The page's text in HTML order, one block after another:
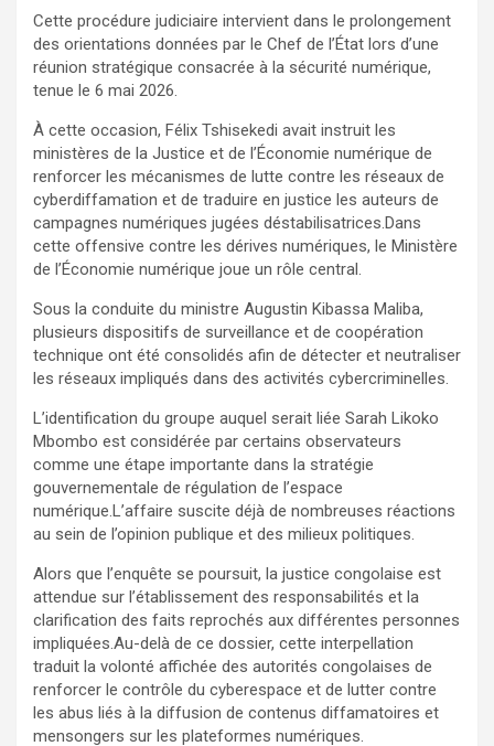
Cette procédure judiciaire intervient dans le prolongement
des orientations données par le Chef de l’État lors d’une
réunion stratégique consacrée à la sécurité numérique,
tenue le 6 mai 2026.
À cette occasion, Félix Tshisekedi avait instruit les
ministères de la Justice et de l’Économie numérique de
renforcer les mécanismes de lutte contre les réseaux de
cyberdiffamation et de traduire en justice les auteurs de
campagnes numériques jugées déstabilisatrices.Dans
cette offensive contre les dérives numériques, le Ministère
de l’Économie numérique joue un rôle central.
Sous la conduite du ministre Augustin Kibassa Maliba,
plusieurs dispositifs de surveillance et de coopération
technique ont été consolidés afin de détecter et neutraliser
les réseaux impliqués dans des activités cybercriminelles.
L’identification du groupe auquel serait liée Sarah Likoko
Mbombo est considérée par certains observateurs
comme une étape importante dans la stratégie
gouvernementale de régulation de l’espace
numérique.L’affaire suscite déjà de nombreuses réactions
au sein de l’opinion publique et des milieux politiques.
Alors que l’enquête se poursuit, la justice congolaise est
attendue sur l’établissement des responsabilités et la
clarification des faits reprochés aux différentes personnes
impliquées.Au-delà de ce dossier, cette interpellation
traduit la volonté affichée des autorités congolaises de
renforcer le contrôle du cyberespace et de lutter contre
les abus liés à la diffusion de contenus diffamatoires et
mensongers sur les plateformes numériques.